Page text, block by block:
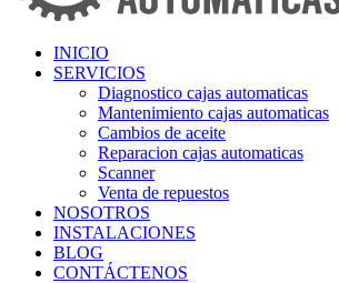
INICIO
SERVICIOS
Diagnostico cajas automaticas
Mantenimiento cajas automaticas
Cambios de aceite
Reparacion cajas automaticas
Scanner
Venta de repuestos
NOSOTROS
INSTALACIONES
BLOG
CONTÁCTENOS